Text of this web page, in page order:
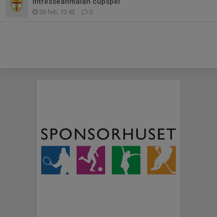
26 feb, 12:42 0